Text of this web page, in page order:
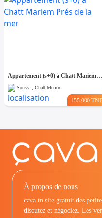
Appartement (s+0) à Chatt Mariem Prés de la mer
Sousse , Chatt Meriem
155.000
À propos de nous
cava.tn site gratuit des
discutez et négociez. Les